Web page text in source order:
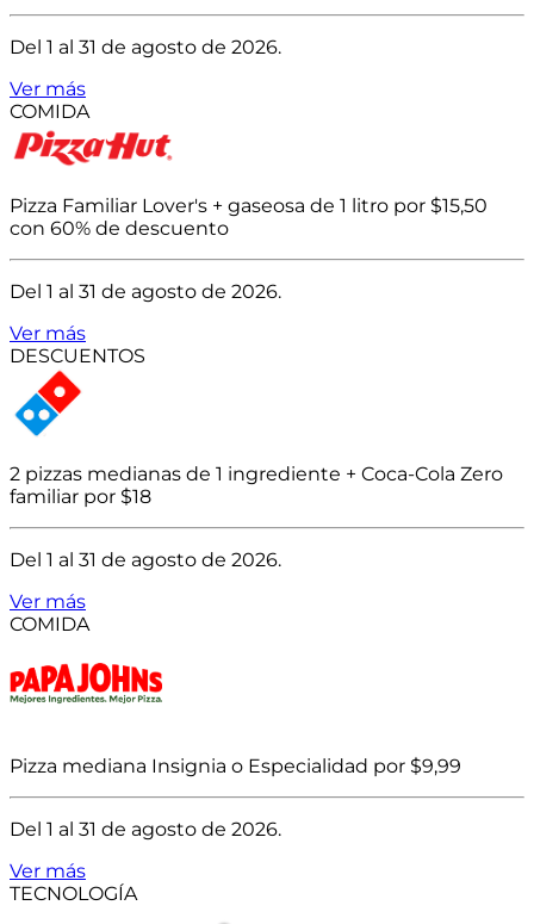
Del 1 al 31 de agosto de 2026.
Ver más
COMIDA
Pizza Familiar Lover's + gaseosa de 1 litro por $15,50
con 60% de descuento
Del 1 al 31 de agosto de 2026.
Ver más
DESCUENTOS
2 pizzas medianas de 1 ingrediente + Coca-Cola Zero
familiar por $18
Del 1 al 31 de agosto de 2026.
Ver más
COMIDA
Pizza mediana Insignia o Especialidad por $9,99
Del 1 al 31 de agosto de 2026.
Ver más
TECNOLOGÍA